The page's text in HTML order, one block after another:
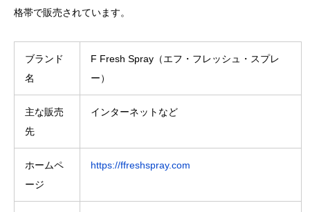
格帯で販売されています。
ブランド
名
F Fresh Spray（エフ・フレッシュ・スプレ
ー）
主な販売
先
インターネットなど
ホームペ
ージ
https://ffreshspray.com